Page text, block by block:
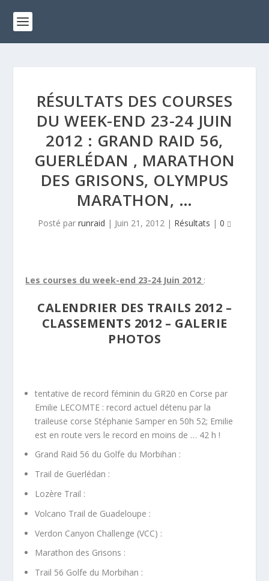
RÉSULTATS DES COURSES
DU WEEK-END 23-24 JUIN
2012 : GRAND RAID 56,
GUERLÉDAN , MARATHON
DES GRISONS, OLYMPUS
MARATHON, …
Posté par runraid | Juin 21, 2012 | Résultats | 0
Les courses du week-end 23-24 Juin 2012 :
CALENDRIER DES TRAILS 2012 –
CLASSEMENTS 2012 – GALERIE
PHOTOS
tentative de record féminin du GR20 en Corse par
Emilie LECOMTE : record actuel détenu par la
traileuse corse Stéphanie Samper en 50h 52; Emilie
est en route vers le record en moins de … 42 h !
Grand Raid 56 du Golfe du Morbihan :
Trail de Guerlédan :
Lozère Trail :
Volcano Trail de Guadeloupe :
Verdon Canyon Challenge (VCC) :
Marathon des Grisons :
Trail 56 Golfe du Morbihan :